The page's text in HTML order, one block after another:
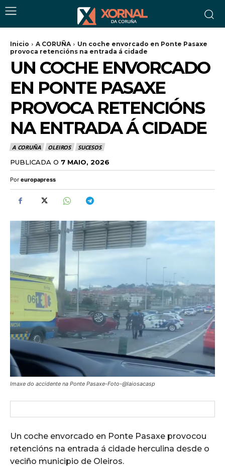
Inicio A CORUÑA
Un coche envorcado en Ponte Pasaxe
provoca retencións na entrada á cidade
UN COCHE ENVORCADO
EN PONTE PASAXE
PROVOCA RETENCIÓNS
NA ENTRADA Á CIDADE
A CORUÑA OLEIROS SUCESOS
PUBLICADA O 7 MAIO, 2026
Por europapress
Imaxe do accidente na Ponte Pasaxe-Foto-@laiosacasp
Un coche envorcado en Ponte Pasaxe provocou
retencións na entrada á cidade herculina desde o
veciño municipio de Oleiros.